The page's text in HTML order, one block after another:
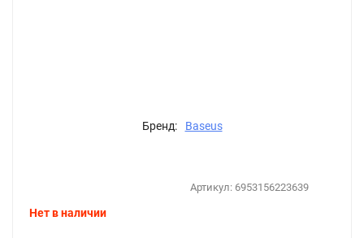
Бренд: Baseus
Артикул: 6953156223639
Нет в наличии